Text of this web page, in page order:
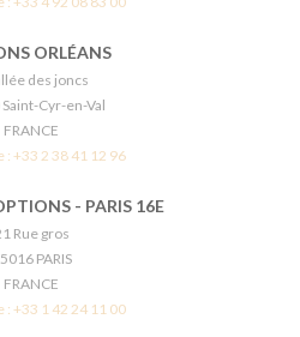
ORLÉANS
des joncs
Cyr-en-Val
FRANCE
:+33 2 38 41 12 96
- PARIS 16E
Rue gros
PARIS
FRANCE
:+33 1 42 24 11 00